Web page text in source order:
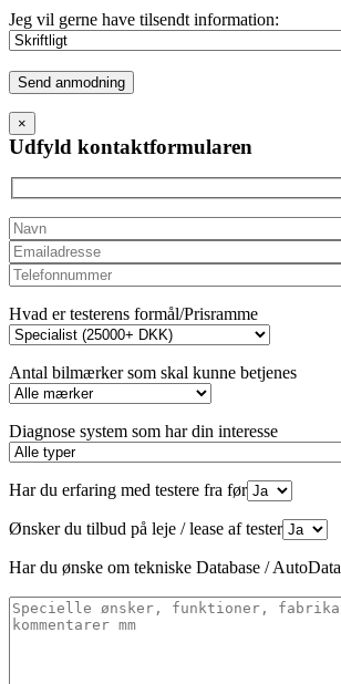
Jeg vil gerne have tilsendt information:
Please
leave
this
field
empty.
×
Udfyld kontaktformularen
Hvad er testerens formål/Prisramme
Antal bilmærker som skal kunne betjenes
Diagnose system som har din interesse
Har du erfaring med testere fra før
Ønsker du tilbud på leje / lease af tester
Har du ønske om tekniske Database / AutoData